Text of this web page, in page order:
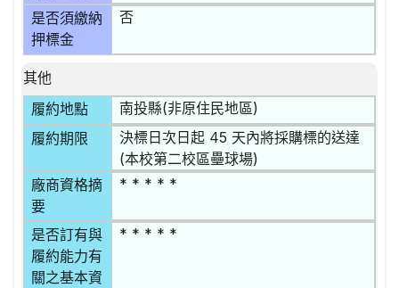
是否須繳納
押標金
否
其他
履約地點
南投縣(非原住民地區)
履約期限
決標日次日起 45 天內將採購標的送達
(本校第二校區壘球場)
廠商資格摘
要
* * * * *
是否訂有與
履約能力有
關之基本資
* * * * *